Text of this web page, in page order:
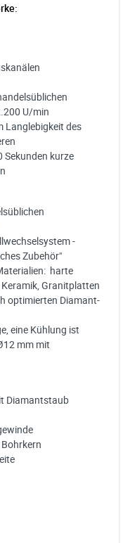
U/min
Langlebigkeit des
Sekunden kurze
-
Zubehör"
harte
Granitplatten
optimierten Diamant-
eine Kühlung ist
mm mit
Diamantstaub